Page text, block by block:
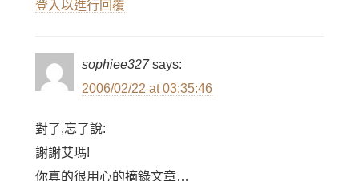
登入以進行回覆
sophiee327 says:
2006/02/22 at 03:35:46
對了,忘了說:
謝謝艾瑪!
你真的很用心的摘錄文章…